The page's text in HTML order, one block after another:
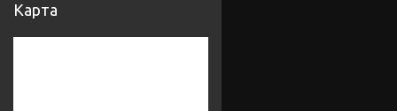
Карта